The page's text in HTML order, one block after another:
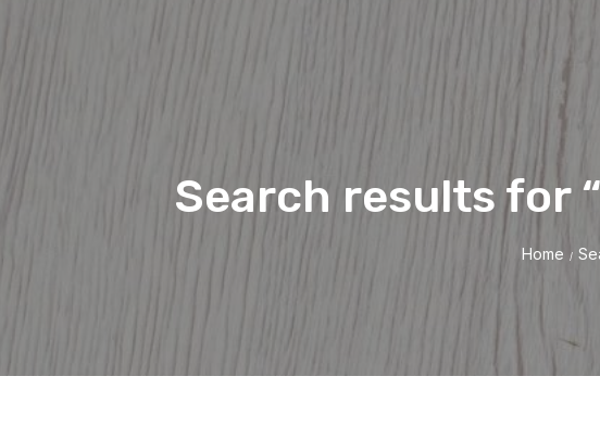
Search results for
Home /